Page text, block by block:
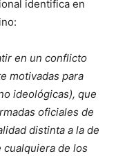
identifica en
en un conflicto
motivadas para
ideológicas), que
oficiales de
distinta a la de
cualquiera de los